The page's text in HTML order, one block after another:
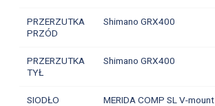
PRZERZUTKA
PRZÓD
Shimano GRX400
PRZERZUTKA
TYŁ
Shimano GRX400
SIODŁO MERIDA COMP SL V-mount